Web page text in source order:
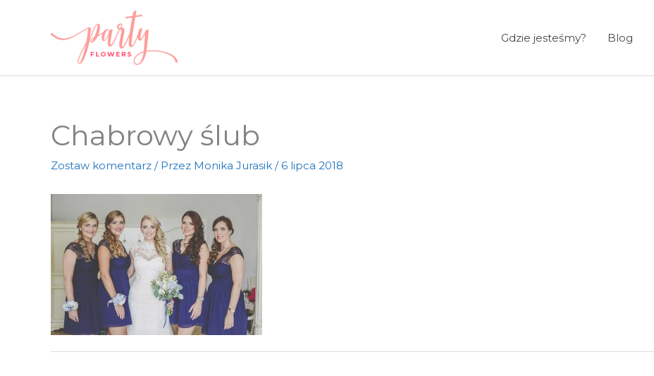
Gdzie jesteśmy? Blog
Chabrowy ślub
Zostaw komentarz / Przez Monika Jurasik / 6 lipca 2018